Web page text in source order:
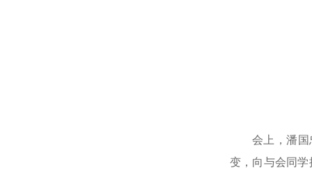
会上，潘
变，向与会同学